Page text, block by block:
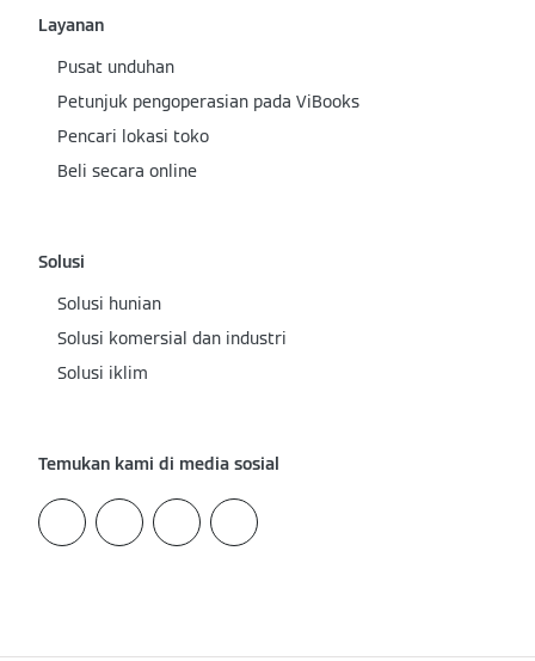
Layanan
Pusat unduhan
Petunjuk pengoperasian pada ViBooks
Pencari lokasi toko
Beli secara online
Solusi
Solusi hunian
Solusi komersial dan industri
Solusi iklim
Temukan kami di media sosial